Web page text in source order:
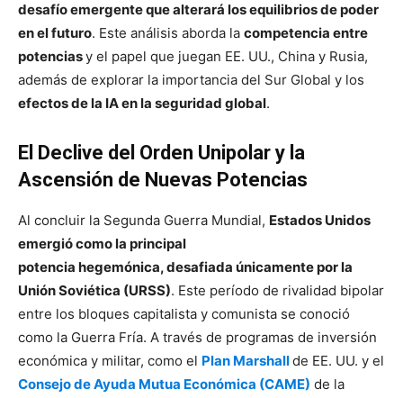
desafío emergente que alterará los equilibrios de poder
en el futuro. Este análisis aborda la competencia entre
potenciasy el papel que juegan EE. UU., China y Rusia,
además de explorar la importancia del Sur Global y los
efectos de la IA en la seguridad global.
El Declive del Orden Unipolar y la
Ascensión de Nuevas Potencias
Al concluir la Segunda Guerra Mundial, Estados Unidos
emergió como la principal
potencia hegemónica, desafiada únicamente por la
Unión Soviética (URSS). Este período de rivalidad bipolar
entre los bloques capitalista y comunista se conoció
como la Guerra Fría. A través de programas de inversión
económica y militar, como el Plan Marshallde EE. UU. y el
Consejo de Ayuda Mutua Económica (CAME) de la